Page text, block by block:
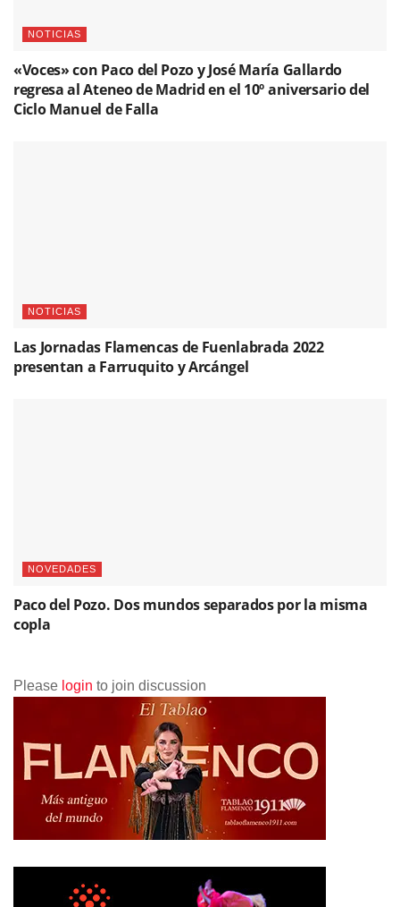
NOTICIAS
«Voces» con Paco del Pozo y José María Gallardo
regresa al Ateneo de Madrid en el 10º aniversario del
Ciclo Manuel de Falla
NOTICIAS
Las Jornadas Flamencas de Fuenlabrada 2022
presentan a Farruquito y Arcángel
NOVEDADES
Paco del Pozo. Dos mundos separados por la misma
copla
Please login to join discussion